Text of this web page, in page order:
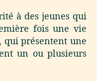
à des jeunes qui
fois une vie
qui présentent une
un ou plusieurs